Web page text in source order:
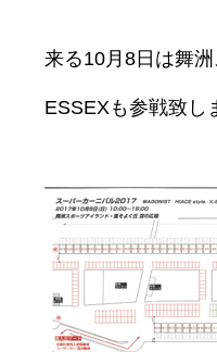
来る10月8日は舞
ESSEXも参戦致し